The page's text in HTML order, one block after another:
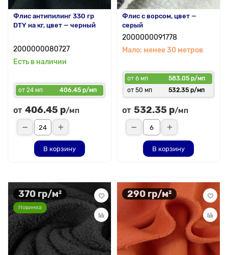
Флис антипилинг 330 гр
DTY на кг, цвет — черный
2000000080727
Есть в наличии
от 24 мп 406.45 р/мп
от 406.45 р/мп
В корзину
Флис с ворсом, цвет —
серый
2000000091778
Мало: менее 30 метров
от 6 мп
583.05 р/мп
от 50 мп
532.35 р/мп
от 532.35 р/мп
В корзину
370 гр/м²
Новинка
290 гр/м²